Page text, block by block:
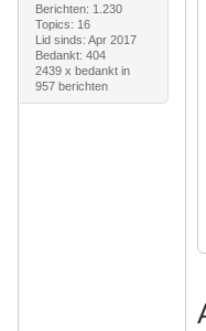
Berichten: 1.230
Topics: 16
Lid sinds: Apr 2017
Bedankt: 404
2439 x bedankt in
957 berichten